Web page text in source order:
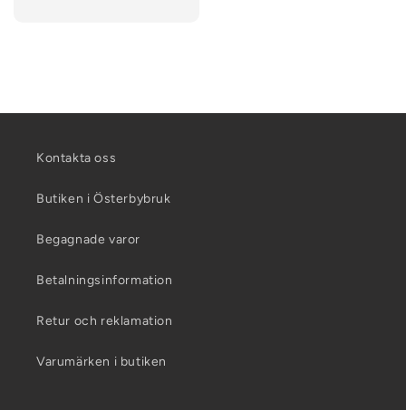
Kontakta oss
Butiken i Österbybruk
Begagnade varor
Betalningsinformation
Retur och reklamation
Varumärken i butiken